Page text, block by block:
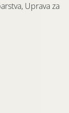
Uprava za